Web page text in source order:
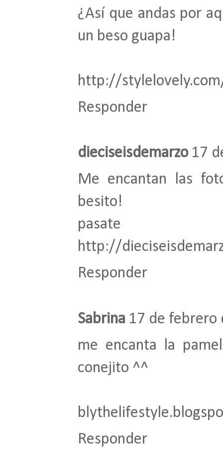
¿Así que andas por
un beso guapa!
http://
Responder
dieciseisdemarzo 17
Me encantan las
besito!
pasate
http://
Responder
Sabrina 17 de febrero
me encanta la
conejito ^^
Responder